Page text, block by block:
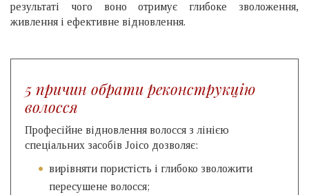
результаті чого воно отримує глибоке зволоження,
живлення і ефективне відновлення.
5 причин обрати реконструкцію
волосся
Професійне відновлення волосся з лінією
спеціальних засобів Joico дозволяє:
вирівняти пористість і глибоко зволожити
пересушене волосся;